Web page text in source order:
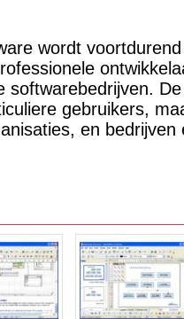
wordt
softwarebedrijven.
gebruikers,
en